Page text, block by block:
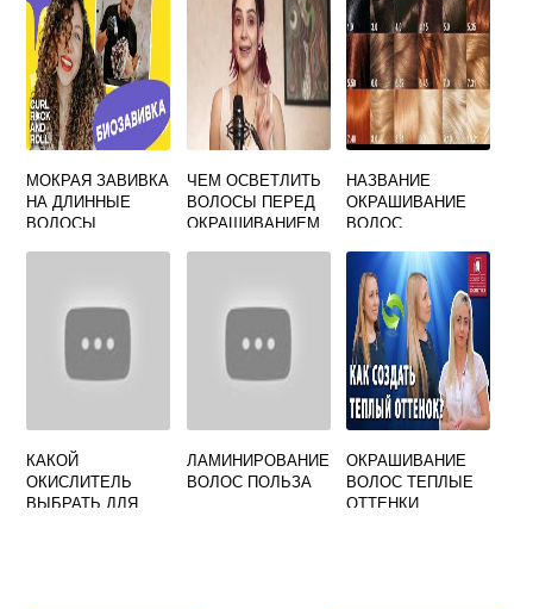
МОКРАЯ ЗАВИВКА
НА ДЛИННЫЕ
ВОЛОСЫ
ЧЕМ ОСВЕТЛИТЬ
ВОЛОСЫ ПЕРЕД
ОКРАШИВАНИЕМ
НАЗВАНИЕ
ОКРАШИВАНИЕ
ВОЛОС
КАКОЙ
ОКИСЛИТЕЛЬ
ВЫБРАТЬ ДЛЯ
ЛАМИНИРОВАНИЕ
ВОЛОС ПОЛЬЗА
ОКРАШИВАНИЕ
ВОЛОС ТЕПЛЫЕ
ОТТЕНКИ